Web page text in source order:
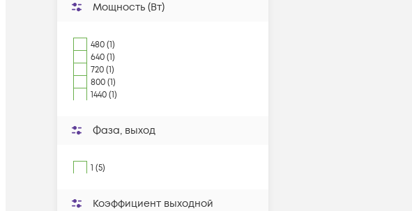
Мощность (Вт)
480 (1)
640 (1)
720 (1)
800 (1)
1440 (1)
Фаза, выход
1 (5)
Коэффициент выходной